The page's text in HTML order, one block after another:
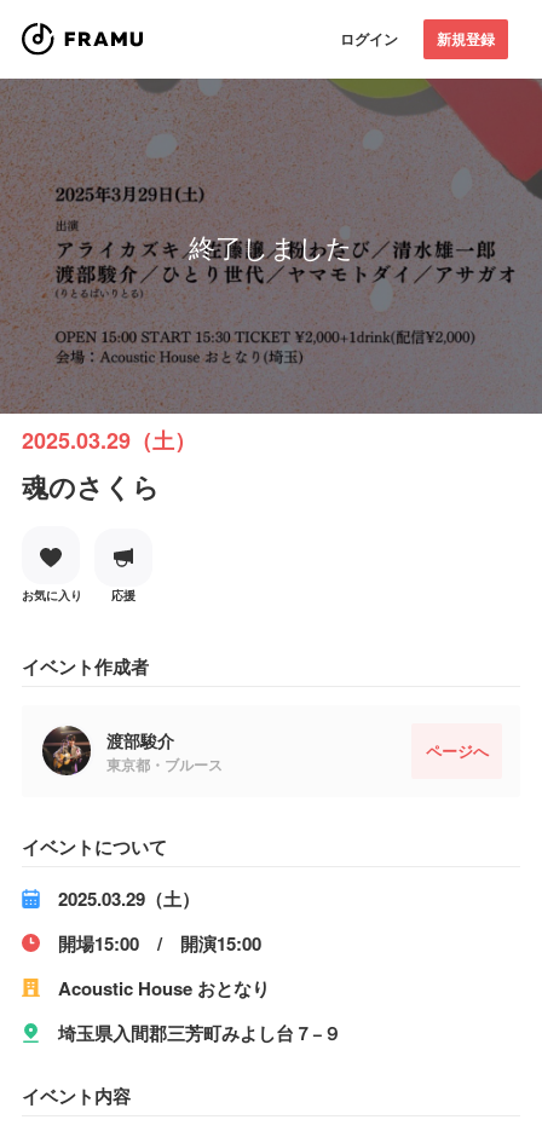
ログイン 新規登録
終了しました
2025.03.29（土）
魂のさくら
お気に入り 応援
イベント作成者
渡部駿介
東京都・ブルース
ページへ
イベントについて
2025.03.29（土）
開場15:00 / 開演15:00
Acoustic House おとなり
埼玉県入間郡三芳町みよし台７−９
イベント内容